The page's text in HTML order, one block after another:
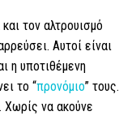
τον αλτρουισμό
Αυτοί είναι
η υποτιθέμενη
το “προνόμιο” τους.
Χωρίς να ακούνε